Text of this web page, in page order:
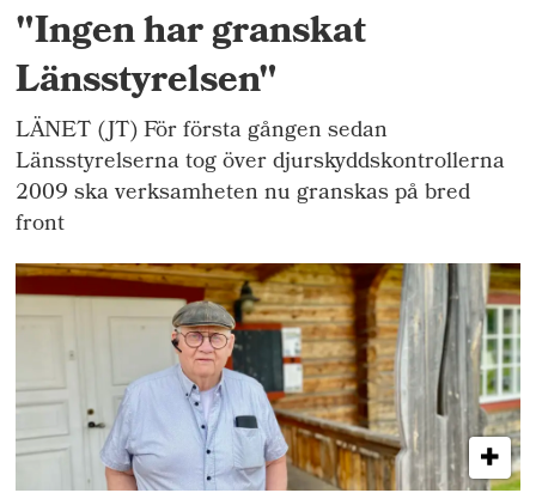
"Ingen har granskat
Länsstyrelsen"
LÄNET (JT) För första gången sedan
Länsstyrelserna tog över djurskyddskontrollerna
2009 ska verksamheten nu granskas på bred
front